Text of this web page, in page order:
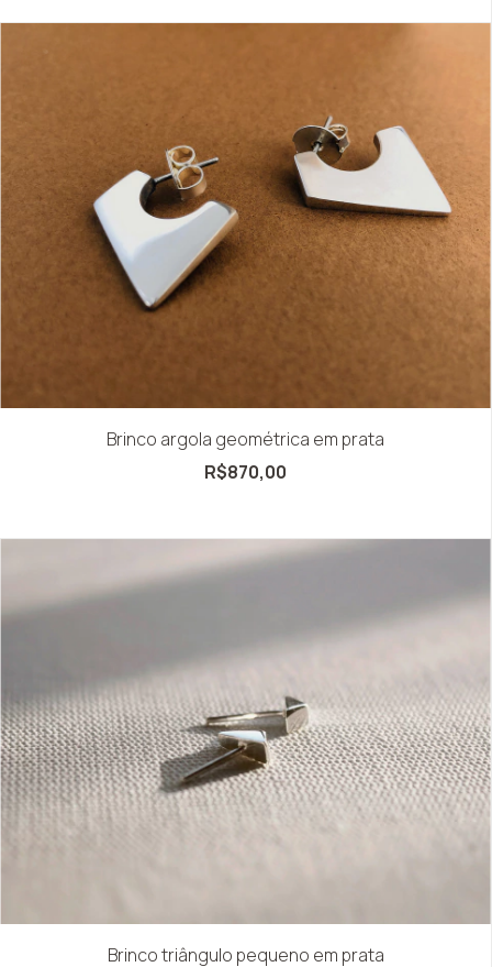
Brinco argola geométrica em prata
R$870,00
Brinco triângulo pequeno em prata